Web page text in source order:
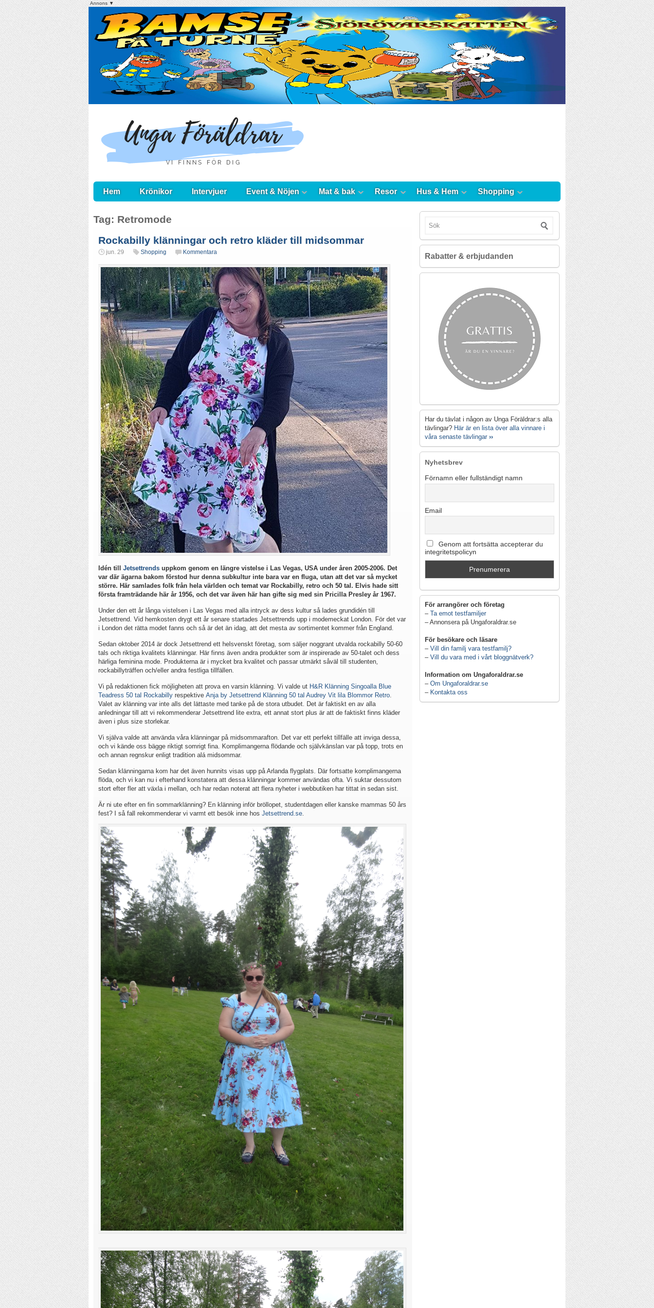
Annons ▼
Hem Krönikor Intervjuer Event & Nöjen Mat & bak Resor Hus & Hem Shopping
Tag: Retromode
Rockabilly klänningar och retro kläder till midsommar
jun. 29 Shopping Kommentara
Idén till Jetsettrends uppkom genom en längre vistelse i Las Vegas, USA under åren 2005-2006. Det
var där ägarna bakom förstod hur denna subkultur inte bara var en fluga, utan att det var så mycket
större. Här samlades folk från hela världen och temat var Rockabilly, retro och 50 tal. Elvis hade sitt
första framträdande här år 1956, och det var även här han gifte sig med sin Pricilla Presley år 1967.
Under den ett år långa vistelsen i Las Vegas med alla intryck av dess kultur så lades grundidén till
Jetsettrend. Vid hemkosten drygt ett år senare startades Jetsettrends upp i modemeckat London. För det var
i London det rätta modet fanns och så är det än idag, att det mesta av sortimentet kommer från England.
Sedan oktober 2014 är dock Jetsettrend ett helsvenskt företag, som säljer noggrant utvalda rockabilly 50-60
tals och riktiga kvalitets klänningar. Här finns även andra produkter som är inspirerade av 50-talet och dess
härliga feminina mode. Produkterna är i mycket bra kvalitet och passar utmärkt såväl till studenten,
rockabillyträffen och/eller andra festliga tillfällen.
Vi på redaktionen fick möjligheten att prova en varsin klänning. Vi valde ut H&R Klänning Singoalla Blue
Teadress 50 tal Rockabilly respektive Anja by Jetsettrend Klänning 50 tal Audrey Vit lila Blommor Retro.
Valet av klänning var inte alls det lättaste med tanke på de stora utbudet. Det är faktiskt en av alla
anledningar till att vi rekommenderar Jetsettrend lite extra, ett annat stort plus är att de faktiskt finns kläder
även i plus size storlekar.
Vi själva valde att använda våra klänningar på midsommarafton. Det var ett perfekt tillfälle att inviga dessa,
och vi kände oss bägge riktigt somrigt fina. Komplimangerna flödande och självkänslan var på topp, trots en
och annan regnskur enligt tradition alá midsommar.
Sedan klänningarna kom har det även hunnits visas upp på Arlanda flygplats. Där fortsatte komplimangerna
flöda, och vi kan nu i efterhand konstatera att dessa klänningar kommer användas ofta. Vi suktar dessutom
stort efter fler att växla i mellan, och har redan noterat att flera nyheter i webbutiken har tittat in sedan sist.
Är ni ute efter en fin sommarklänning? En klänning inför bröllopet, studentdagen eller kanske mammas 50 års
fest? I så fall rekommenderar vi varmt ett besök inne hos Jetsettrend.se.
Rabatter & erbjudanden
Har du tävlat i någon av Unga Föräldrar:s alla
tävlingar? Här är en lista över alla vinnare i
våra senaste tävlingar ››
Nyhetsbrev
Förnamn eller fullständigt namn
Email
Genom att fortsätta accepterar du
integritetspolicyn
För arrangörer och företag
– Ta emot testfamiljer
– Annonsera på Ungaforaldrar.se
För besökare och läsare
– Vill din familj vara testfamilj?
– Vill du vara med i vårt bloggnätverk?
Information om Ungaforaldrar.se
– Om Ungaforaldrar.se
– Kontakta oss